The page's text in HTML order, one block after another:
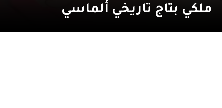
ملكي بتاج تاريخي ألماسي